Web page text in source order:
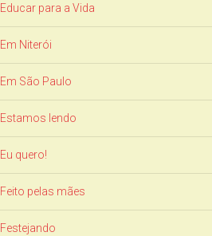
Educar para a Vida
Em Niterói
Em São Paulo
Estamos lendo
Eu quero!
Feito pelas mães
Festejando